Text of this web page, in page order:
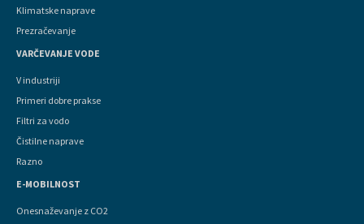
Klimatske naprave
Prezračevanje
VARČEVANJE VODE
V industriji
Primeri dobre prakse
Filtri za vodo
Čistilne naprave
Razno
E-MOBILNOST
Onesnaževanje z CO2